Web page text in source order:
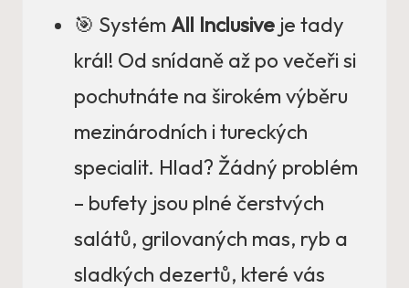
🎯 Systém All Inclusive je tady
král! Od snídaně až po večeři si
pochutnáte na širokém výběru
mezinárodních i tureckých
specialit. Hlad? Žádný problém
– bufety jsou plné čerstvých
salátů, grilovaných mas, ryb a
sladkých dezertů, které vás